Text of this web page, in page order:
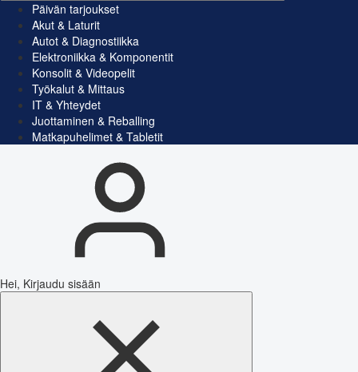
Päivän tarjoukset
Akut & Laturit
Autot & Diagnostiikka
Elektroniikka & Komponentit
Konsolit & Videopelit
Työkalut & Mittaus
IT & Yhteydet
Juottaminen & Reballing
Matkapuhelimet & Tabletit
Hei, Kirjaudu sisään